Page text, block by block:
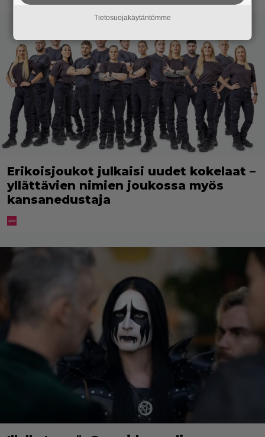
Erikoisjoukot julkaisi uudet kokelaat –
yllättävien nimien joukossa myös
kansanedustaja
Tietosuojakäytäntömme